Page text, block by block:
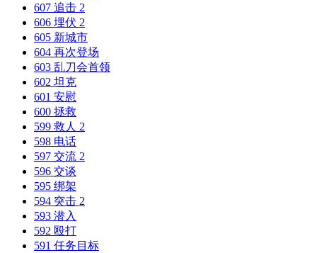
607 追击 2
606 埋伏 2
605 新城市
604 再次登场
603 乱刀会首领
602 坦克
601 安慰
600 拯救
599 救人 2
598 电话
597 交流 2
596 交谈
595 绑架
594 突击 2
593 潜入
592 殴打
591 任务目标